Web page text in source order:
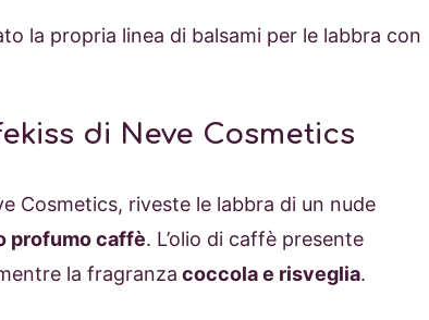
la propria linea di balsami per le labbra con
di Neve Cosmetics
Cosmetics, riveste le labbra di un nude
profumo caffè. L’olio di caffè presente
la fragranza coccola e risveglia.